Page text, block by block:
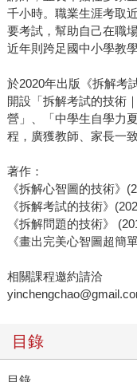
千小時。職業生涯考取
要考試，幫助自己在職
近年則跨足國中小學教
於2020年出版《拆解考
開設「拆解考試的技術
營」、「中學生自學力
程，廣獲教師、家長一致
著作：
《拆解心智圖的技術》
《拆解考試的技術》
《拆解問題的技術》
《畫出完美心智圖超簡
相關課程邀約請洽
目錄